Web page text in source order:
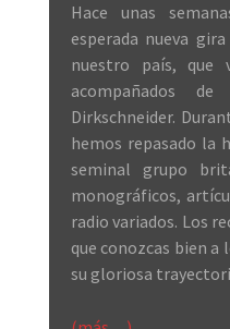
Hace unas
esperada nueva
nuestro país, que
acompañados
Dirkschneider.
hemos repasado la
seminal grupo
monográficos,
radio variados. Los
que conozcas bien
su gloriosa